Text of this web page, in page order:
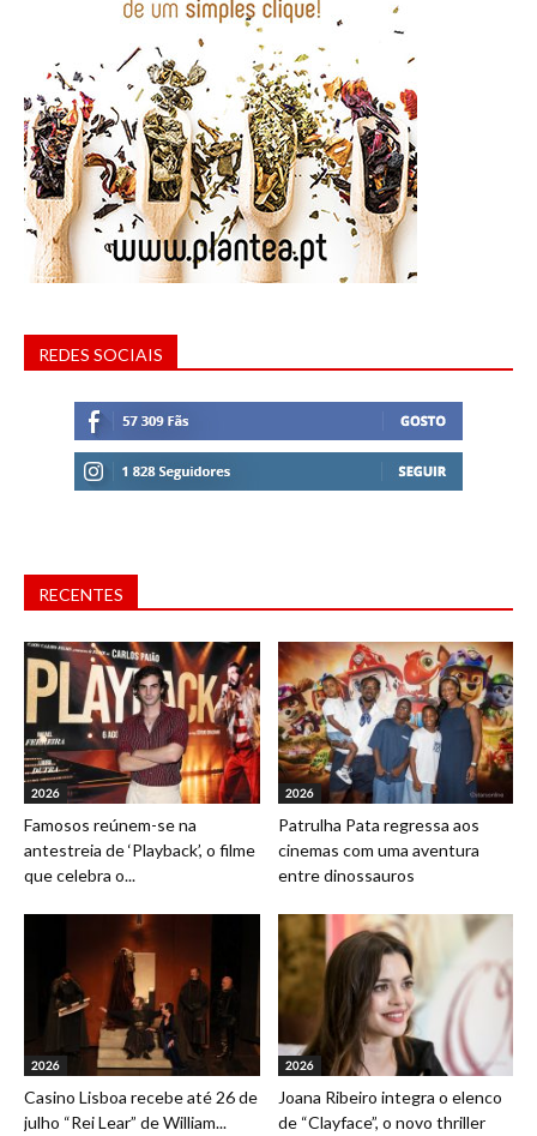
REDES SOCIAIS
RECENTES
2026
Famosos reúnem-se na
antestreia de ‘Playback’, o filme
que celebra o...
2026
Patrulha Pata regressa aos
cinemas com uma aventura
entre dinossauros
2026
Casino Lisboa recebe até 26 de
julho “Rei Lear” de William...
2026
Joana Ribeiro integra o elenco
de “Clayface”, o novo thriller